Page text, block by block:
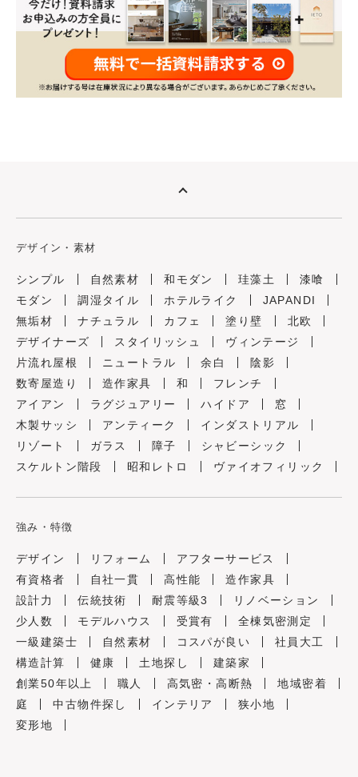
デザイン・素材
シンプル 自然素材 和モダン 珪藻土
漆喰
モダン
調湿タイル ホテルライク
JAPANDI
無垢材
ナチュラル カフェ 塗り壁
北欧
デザイナーズ
スタイリッシュ
ヴィンテージ
片流れ屋根
ニュートラル 余白
陰影
数寄屋造り
造作家具 和
フレンチ
アイアン
ラグジュアリー ハイドア
窓
木製サッシ
アンティーク
インダストリアル
リゾート
ガラス 障子
シャビーシック
スケルトン階段
昭和レトロ ヴァイオフィリック
強み・特徴
デザイン リフォーム
アフターサービス
有資格者
自社一貫 高性能
造作家具
設計力
伝統技術 耐震等級3
リノベーション
少人数
モデルハウス 受賞有
全棟気密測定
一級建築士
自然素材 コスパが良い
社員大工
構造計算
健康 土地探し
建築家
創業50年以上
職人 高気密・高断熱
地域密着
庭
中古物件探し インテリア
狭小地
変形地